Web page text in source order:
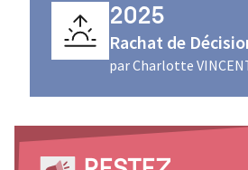
2025
Rachat de
par Charlotte